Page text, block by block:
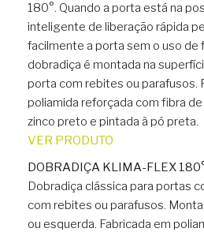
180°. Quando a porta está na
inteligente de liberação rápida
facilmente a porta sem o uso de
dobradiça é montada na
porta com rebites ou parafusos.
poliamida reforçada com fibra de
zinco preto e pintada à pó preta.
VER PRODUTO
DOBRADIÇA KLIMA-FLEX
Dobradiça clássica para portas
com rebites ou parafusos.
ou esquerda. Fabricada em